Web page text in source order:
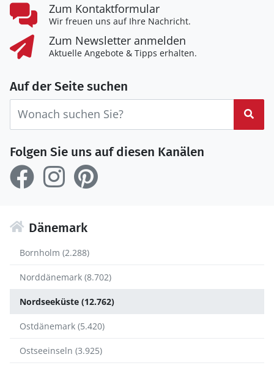
Zum Kontaktformular
Wir freuen uns auf Ihre Nachricht.
Zum Newsletter anmelden
Aktuelle Angebote & Tipps erhalten.
Auf der Seite suchen
Folgen Sie uns auf diesen Kanälen
Dänemark
Bornholm (2.288)
Norddänemark (8.702)
Nordseeküste (12.762)
Ostdänemark (5.420)
Ostseeinseln (3.925)